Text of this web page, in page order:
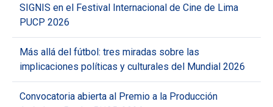
SIGNIS en el Festival Internacional de Cine de Lima
PUCP 2026
Más allá del fútbol: tres miradas sobre las
implicaciones políticas y culturales del Mundial 2026
Convocatoria abierta al Premio a la Producción